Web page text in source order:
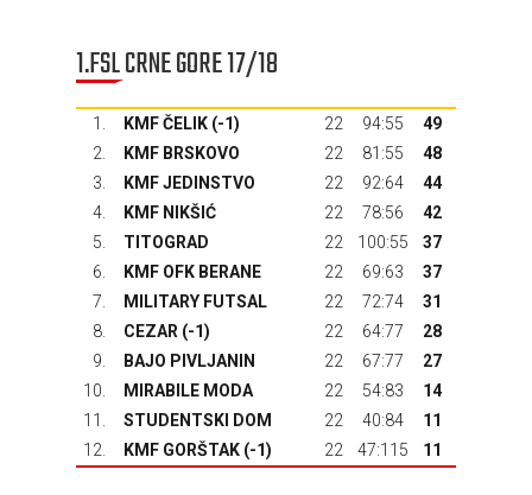
1.FSL CRNE GORE 17/18
1. KMF ČELIK (-1) 22 94:55
49
2.
KMF BRSKOVO 22 81:55
48
3.
KMF JEDINSTVO 22 92:64
44
4.
KMF NIKŠIĆ 22 78:56
42
5.
TITOGRAD 22 100:55
37
6.
KMF OFK BERANE 22 69:63
37
7.
MILITARY FUTSAL 22 72:74
31
8.
CEZAR (-1) 22 64:77
28
9.
BAJO PIVLJANIN 22 67:77
27
10.
MIRABILE MODA 22 54:83
14
11.
STUDENTSKI DOM 22 40:84
11
12.
KMF GORŠTAK (-1) 22 47:115 11